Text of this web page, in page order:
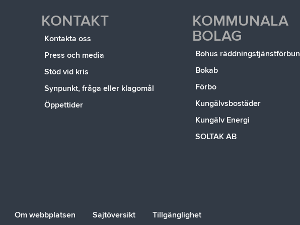
KONTAKT
Kontakta oss
Press och media
Stöd vid kris
Synpunkt, fråga eller klagomål
Öppettider
KOMMUNALA
BOLAG
Bohus
Bokab
Förbo
Kungälvsbostäder
Kungälv Energi
SOLTAK AB
Om webbplatsen Sajtöversikt Tillgänglighet